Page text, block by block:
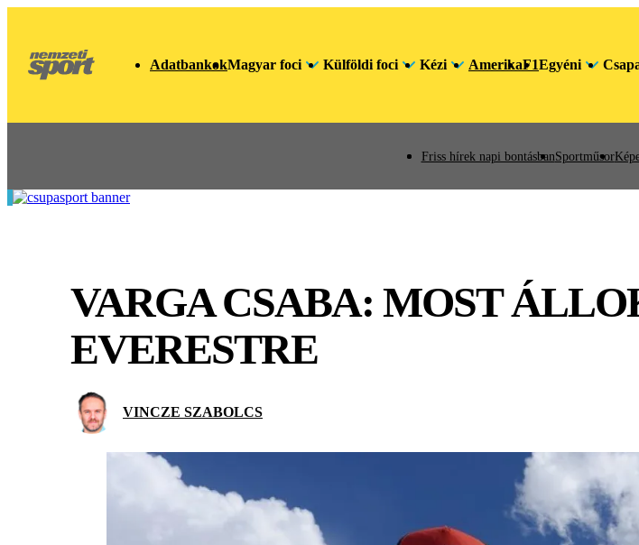
AdatbankokMagyar foci Külföldi foci Kézi AmerikaF1Egyéni
Friss hírek napi bontásbanSportműsor
VARGA CSABA: MOST
EVERESTRE
VINCZE SZABOLCS